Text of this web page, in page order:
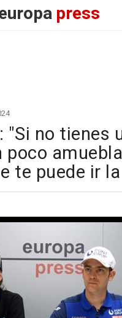
press
"Si no tienes
poco
te puede ir